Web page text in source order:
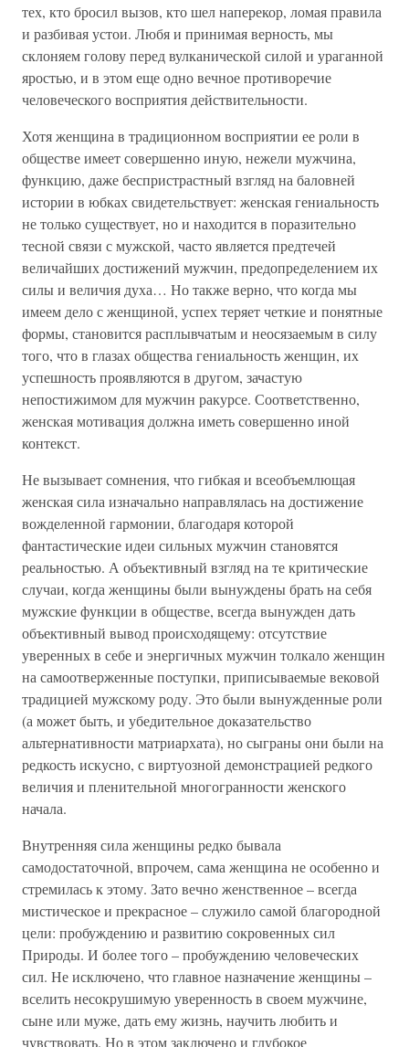
тех, кто бросил вызов, кто шел наперекор, ломая правила
и разбивая устои. Любя и принимая верность, мы
склоняем голову перед вулканической силой и ураганной
яростью, и в этом еще одно вечное противоречие
человеческого восприятия действительности.
Хотя женщина в традиционном восприятии ее роли в
обществе имеет совершенно иную, нежели мужчина,
функцию, даже беспристрастный взгляд на баловней
истории в юбках свидетельствует: женская гениальность
не только существует, но и находится в поразительно
тесной связи с мужской, часто является предтечей
величайших достижений мужчин, предопределением их
силы и величия духа… Но также верно, что когда мы
имеем дело с женщиной, успех теряет четкие и понятные
формы, становится расплывчатым и неосязаемым в силу
того, что в глазах общества гениальность женщин, их
успешность проявляются в другом, зачастую
непостижимом для мужчин ракурсе. Соответственно,
женская мотивация должна иметь совершенно иной
контекст.
Не вызывает сомнения, что гибкая и всеобъемлющая
женская сила изначально направлялась на достижение
вожделенной гармонии, благодаря которой
фантастические идеи сильных мужчин становятся
реальностью. А объективный взгляд на те критические
случаи, когда женщины были вынуждены брать на себя
мужские функции в обществе, всегда вынужден дать
объективный вывод происходящему: отсутствие
уверенных в себе и энергичных мужчин толкало женщин
на самоотверженные поступки, приписываемые вековой
традицией мужскому роду. Это были вынужденные роли
(а может быть, и убедительное доказательство
альтернативности матриархата), но сыграны они были на
редкость искусно, с виртуозной демонстрацией редкого
величия и пленительной многогранности женского
начала.
Внутренняя сила женщины редко бывала
самодостаточной, впрочем, сама женщина не особенно и
стремилась к этому. Зато вечно женственное – всегда
мистическое и прекрасное – служило самой благородной
цели: пробуждению и развитию сокровенных сил
Природы. И более того – пробуждению человеческих
сил. Не исключено, что главное назначение женщины –
вселить несокрушимую уверенность в своем мужчине,
сыне или муже, дать ему жизнь, научить любить и
чувствовать. Но в этом заключено и глубокое